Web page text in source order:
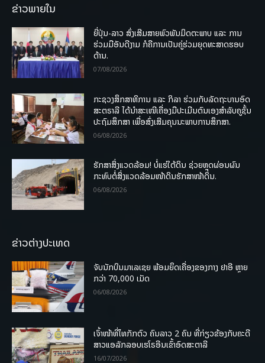
ຂ່າວພາຍໃນ
ຍີ່ປຸ່ນ-ລາວ ສົ່ງເສີມສາຍພົວພັນມິດຕະພາບ ແລະ ການ
ຮ່ວມມືອັນດີງາມ ກໍຄືການເປັນຄູ່ຮ່ວມຍຸດທະສາດຮອບ
ດ້ານ.
07/08/2026
ກະຊວງສຶກສາທິການ ແລະ ກິລາ ຮ່ວມກັບລັດຖະບານອົດ
ສະຕຣາລີ ໄດ້ນຳສະເໜີເຄື່ອງມືປະເມີນຕົນເອງສຳລັບຄູຊັ້ນ
ປະຖົມສຶກສາ ເພື່ອສົ່ງເສີມຄຸນນະພາບການສຶກສາ.
06/08/2026
ຮັກສາສິ່ງແວດລ້ອມ! ບໍ່ແຮ່ໃຕ້ດິນ ຊ່ວຍຫຼຸດຜ່ອນຜົນ
ກະທົບຕໍ່ສິ່ງແວດລ້ອມໜ້າດິນຮັກສາໜ້າດິນ.
06/08/2026
ຂ່າວຕ່າງປະເທດ
ຈັບນັກບິນມາເລເຊຍ ພ້ອມຍຶດເຄື່ອງຂອງກາງ ຢາອີ ຫຼາຍ
ກວ່າ 70,000 ເມັດ
06/08/2026
ເຈົ້າໜ້າທີ່ໄທກັກຕົວ ຄົນລາວ 2 ຄົນ ທີ່ກ່ຽວຂ້ອງກັບຄະດີ
ສາວແອລັກລອບເຮໂຣອີນເຂົ້າອົດສະຕາລີ
16/07/2026